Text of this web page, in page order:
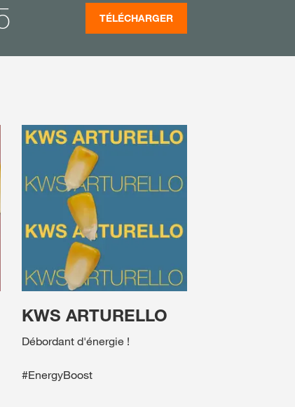
TÉLÉCHARGER
KWS ARTURELLO
Débordant d'énergie !
#EnergyBoost